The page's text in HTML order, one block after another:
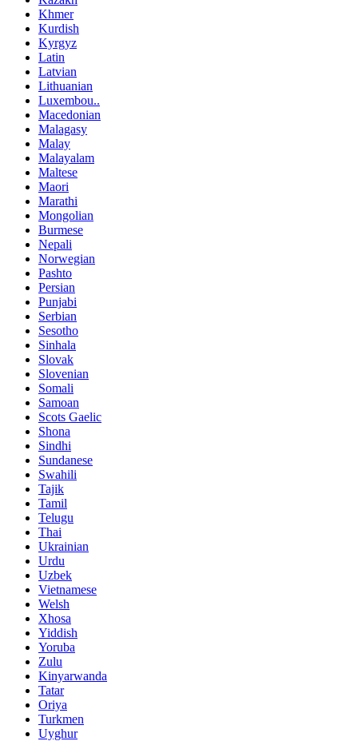
Khmer
Kurdish
Kyrgyz
Latin
Latvian
Lithuanian
Luxembou..
Macedonian
Malagasy
Malay
Malayalam
Maltese
Maori
Marathi
Mongolian
Burmese
Nepali
Norwegian
Pashto
Persian
Punjabi
Serbian
Sesotho
Sinhala
Slovak
Slovenian
Somali
Samoan
Scots Gaelic
Shona
Sindhi
Sundanese
Swahili
Tajik
Tamil
Telugu
Thai
Ukrainian
Urdu
Uzbek
Vietnamese
Welsh
Xhosa
Yiddish
Yoruba
Zulu
Kinyarwanda
Tatar
Oriya
Turkmen
Uyghur